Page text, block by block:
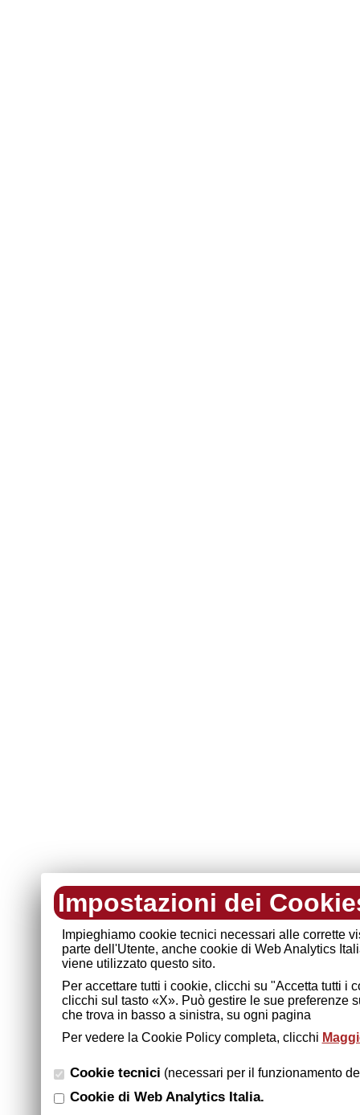
Impostazioni dei
Impieghiamo cookie tecnici necessari alle corrette
parte dell'Utente, anche cookie di Web Analytics
viene utilizzato questo sito.
Per accettare tutti i cookie, clicchi su "Accetta tutti
clicchi sul tasto «X». Può gestire le sue preferenze
che trova in basso a sinistra, su ogni pagina
Per vedere la Cookie Policy completa, clicchi
Cookie tecnici (necessari per il funzionamento
Cookie di Web Analytics Italia.